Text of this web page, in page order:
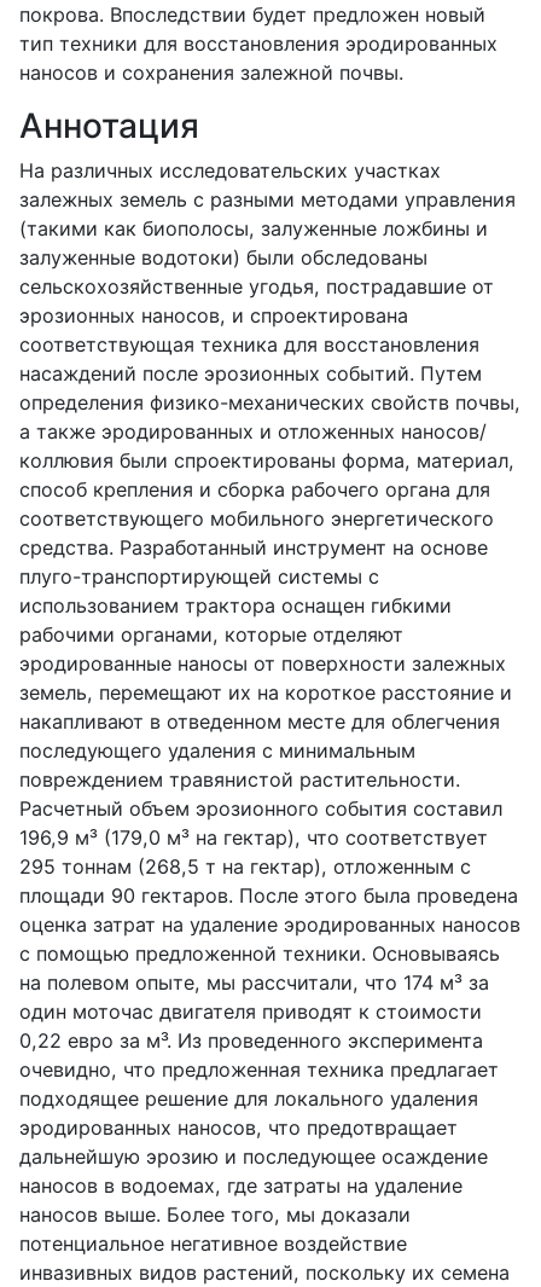
покрова. Впоследствии будет предложен новый
тип техники для восстановления эродированных
наносов и сохранения залежной почвы.
Аннотация
На различных исследовательских участках
залежных земель с разными методами управления
(такими как биополосы, залуженные ложбины и
залуженные водотоки) были обследованы
сельскохозяйственные угодья, пострадавшие от
эрозионных наносов, и спроектирована
соответствующая техника для восстановления
насаждений после эрозионных событий. Путем
определения физико-механических свойств почвы,
а также эродированных и отложенных наносов/
коллювия были спроектированы форма, материал,
способ крепления и сборка рабочего органа для
соответствующего мобильного энергетического
средства. Разработанный инструмент на основе
плуго-транспортирующей системы с
использованием трактора оснащен гибкими
рабочими органами, которые отделяют
эродированные наносы от поверхности залежных
земель, перемещают их на короткое расстояние и
накапливают в отведенном месте для облегчения
последующего удаления с минимальным
повреждением травянистой растительности.
Расчетный объем эрозионного события составил
196,9 м³ (179,0 м³ на гектар), что соответствует
295 тоннам (268,5 т на гектар), отложенным с
площади 90 гектаров. После этого была проведена
оценка затрат на удаление эродированных наносов
с помощью предложенной техники. Основываясь
на полевом опыте, мы рассчитали, что 174 м³ за
один моточас двигателя приводят к стоимости
0,22 евро за м³. Из проведенного эксперимента
очевидно, что предложенная техника предлагает
подходящее решение для локального удаления
эродированных наносов, что предотвращает
дальнейшую эрозию и последующее осаждение
наносов в водоемах, где затраты на удаление
наносов выше. Более того, мы доказали
потенциальное негативное воздействие
инвазивных видов растений, поскольку их семена